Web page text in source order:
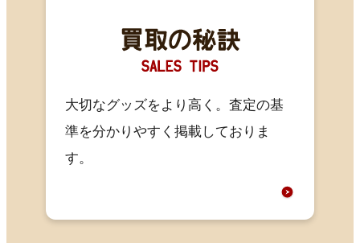
大切なグッズをより高く。査定の基
準を分かりやすく掲載しておりま
す。